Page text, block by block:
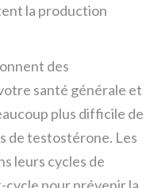
la production
des
santé générale et
plus difficile de
de testostérone. Les
leurs cycles de